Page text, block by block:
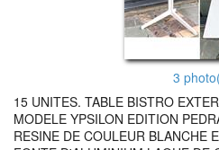
3
15 UNITES. TABLE BISTRO
MODELE YPSILON EDITION
RESINE DE COULEUR BLANCHE